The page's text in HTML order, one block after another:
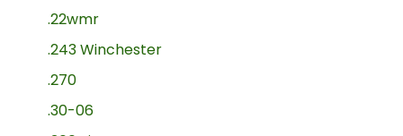
.22wmr
.243 Winchester
.270
.30-06